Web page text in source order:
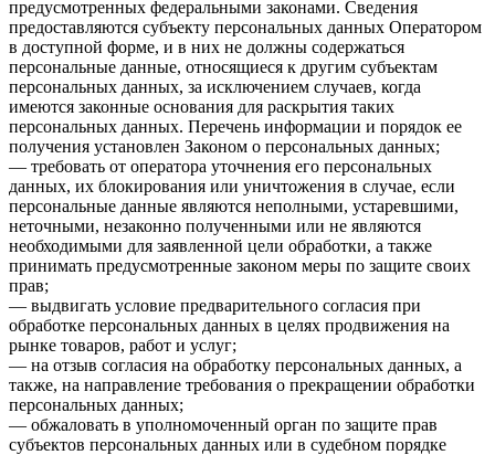
предусмотренных федеральными законами. Сведения
предоставляются субъекту персональных данных Оператором
в доступной форме, и в них не должны содержаться
персональные данные, относящиеся к другим субъектам
персональных данных, за исключением случаев, когда
имеются законные основания для раскрытия таких
персональных данных. Перечень информации и порядок ее
получения установлен Законом о персональных данных;
— требовать от оператора уточнения его персональных
данных, их блокирования или уничтожения в случае, если
персональные данные являются неполными, устаревшими,
неточными, незаконно полученными или не являются
необходимыми для заявленной цели обработки, а также
принимать предусмотренные законом меры по защите своих
прав;
— выдвигать условие предварительного согласия при
обработке персональных данных в целях продвижения на
рынке товаров, работ и услуг;
— на отзыв согласия на обработку персональных данных, а
также, на направление требования о прекращении обработки
персональных данных;
— обжаловать в уполномоченный орган по защите прав
субъектов персональных данных или в судебном порядке